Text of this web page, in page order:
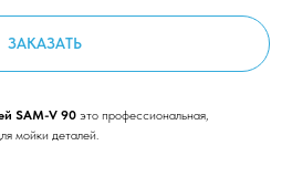
ЗАКАЗАТЬ
SAM-V 90 это профессиональная,
мойки деталей.